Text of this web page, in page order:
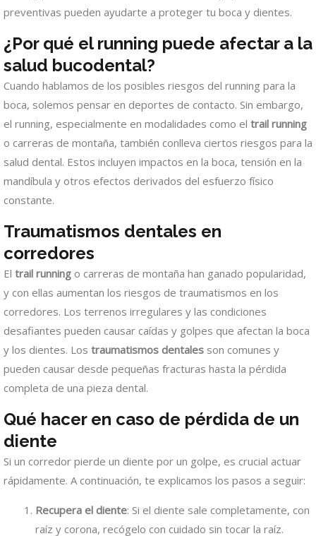
preventivas pueden ayudarte a proteger tu boca y dientes.
¿Por qué el running puede afectar a la
salud bucodental?
Cuando hablamos de los posibles riesgos del running para la
boca, solemos pensar en deportes de contacto. Sin embargo,
el running, especialmente en modalidades como el trail running
o carreras de montaña, también conlleva ciertos riesgos para la
salud dental. Estos incluyen impactos en la boca, tensión en la
mandíbula y otros efectos derivados del esfuerzo físico
constante.
Traumatismos dentales en
corredores
El trail running o carreras de montaña han ganado popularidad,
y con ellas aumentan los riesgos de traumatismos en los
corredores. Los terrenos irregulares y las condiciones
desafiantes pueden causar caídas y golpes que afectan la boca
y los dientes. Los traumatismos dentales son comunes y
pueden causar desde pequeñas fracturas hasta la pérdida
completa de una pieza dental.
Qué hacer en caso de pérdida de un
diente
Si un corredor pierde un diente por un golpe, es crucial actuar
rápidamente. A continuación, te explicamos los pasos a seguir:
Recupera el diente: Si el diente sale completamente, con
raíz y corona, recógelo con cuidado sin tocar la raíz.